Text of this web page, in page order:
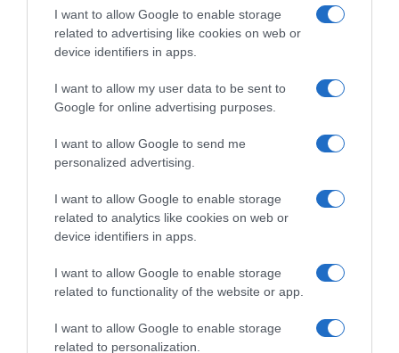
I want to allow Google to enable storage
related to advertising like cookies on web or
device identifiers in apps.
I want to allow my user data to be sent to
Google for online advertising purposes.
I want to allow Google to send me
personalized advertising.
I want to allow Google to enable storage
related to analytics like cookies on web or
device identifiers in apps.
I want to allow Google to enable storage
related to functionality of the website or app.
I want to allow Google to enable storage
related to personalization.
jeu ven sam dim lun